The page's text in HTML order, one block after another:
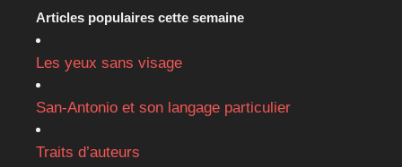
Articles populaires cette semaine
Les yeux sans visage
San-Antonio et son langage particulier
Traits d’auteurs